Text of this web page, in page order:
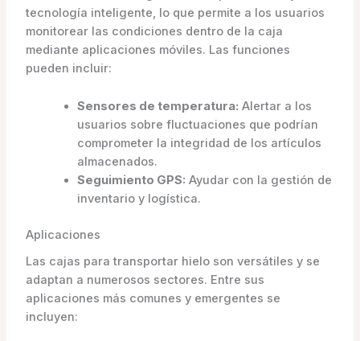
tecnología inteligente, lo que permite a los usuarios
monitorear las condiciones dentro de la caja
mediante aplicaciones móviles. Las funciones
pueden incluir:
Sensores de temperatura: Alertar a los
usuarios sobre fluctuaciones que podrían
comprometer la integridad de los artículos
almacenados.
Seguimiento GPS: Ayudar con la gestión de
inventario y logística.
Aplicaciones
Las cajas para transportar hielo son versátiles y se
adaptan a numerosos sectores. Entre sus
aplicaciones más comunes y emergentes se
incluyen: